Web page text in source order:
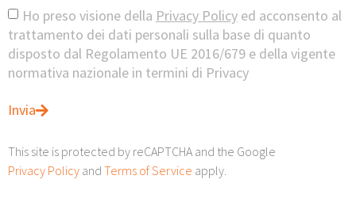
Ho preso visione della Privacy Policy ed acconsento al
trattamento dei dati personali sulla base di quanto
disposto dal Regolamento UE 2016/679 e della vigente
normativa nazionale in termini di Privacy
Invia
This site is protected by reCAPTCHA and the Google
Privacy Policy and Terms of Service apply.